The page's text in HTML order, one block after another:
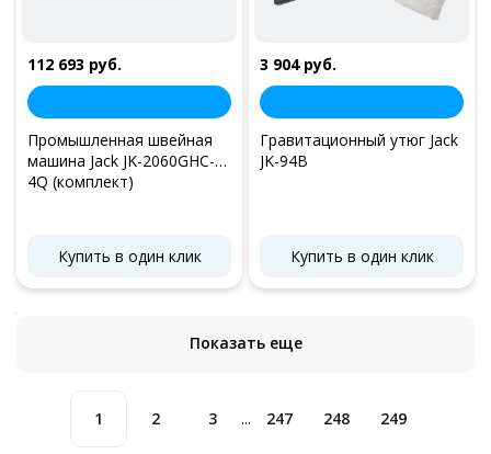
112 693 руб.
Промышленная швейная
машина Jack JK-2060GHC-
4Q (комплект)
Купить в один клик
3 904 руб.
Гравитационный утюг Jack
JK-94B
Купить в один клик
Показать еще
1 2 3 ... 247 248 249